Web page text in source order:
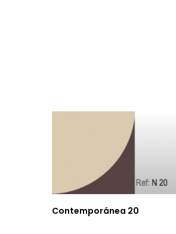
Contemporánea 20